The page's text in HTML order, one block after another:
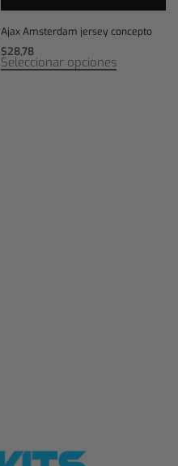
Ajax Amsterdam jersey concepto
$28,78
Seleccionar opciones